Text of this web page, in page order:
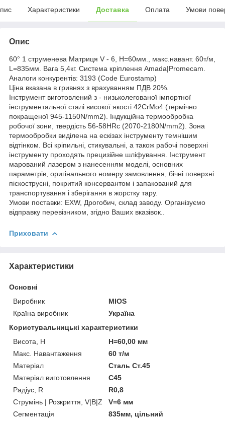
Характеристики Доставка Оплата Умови
Опис
60° 1 струменева Матриця V - 6, H=60мм., макс.навант. 60т/м,
L=835мм. Вага 5,4кг. Система кріплення Amada|Promecam.
Аналоги конкурентів: 3193 (Code Eurostamp)
Ціна вказана в гривнях з врахуванням ПДВ 20%.
Інструмент виготовлений з - низьколегованої імпортної
інструментальної сталі високої якості 42CrMo4 (термічно
покращеної 945-1150N/mm2). Індукційна термообробка
робочої зони, твердість 56-58HRc (2070-2180N/mm2). Зона
термообробки виділена на ескізах інструменту темнішим
відтінком. Всі кріпильні, стикувальні, а також рабочі поверхні
інструменту проходять прецизійне шліфування. Інструмент
марований лазером з нанесенням моделі, основних
параметрів, оригінального номеру замовлення, бічні поверхні
піскоструєні, покритий консервантом і запакований для
транспортування і зберігання в жорстку тару.
Умови поставки: EXW, Дрогобич, склад заводу. Організуємо
відправку перевізником, згідно Ваших вказівок..
Приховати
Характеристики
Основні
Виробник
MIOS
Країна виробник
Україна
Користувальницькі характеристики
Висота, H
H=60,00 мм
Макс. Навантаження
60 т/м
Матеріал
Сталь Ст.45
Матеріал виготовлення
C45
Радіус, R
R0,8
Струмінь | Розкриття, V|B|Z
V=6 мм
Сегментація
835мм, цільний